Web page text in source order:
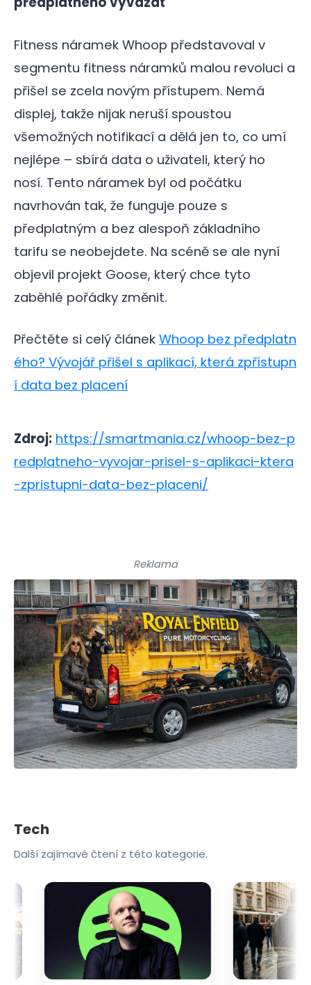
Fitness náramek Whoop představoval v
segmentu fitness náramků malou revoluci a
přišel se zcela novým přístupem. Nemá
displej, takže nijak neruší spoustou
všemožných notifikací a dělá jen to, co umí
nejlépe – sbírá data o uživateli, který ho
nosí. Tento náramek byl od počátku
navrhován tak, že funguje pouze s
předplatným a bez alespoň základního
tarifu se neobejdete. Na scéně se ale nyní
objevil projekt Goose, který chce tyto
zaběhlé pořádky změnit.
Přečtěte si celý článek Whoop bez předplatn
ého? Vývojář přišel s aplikací, která zpřístupn
í data bez placení
Zdroj: https://smartmania.cz/whoop-bez-p
redplatneho-vyvojar-prisel-s-aplikaci-ktera
-zpristupni-data-bez-placeni/
Reklama
Tech
Další zajímavé čtení z této kategorie.